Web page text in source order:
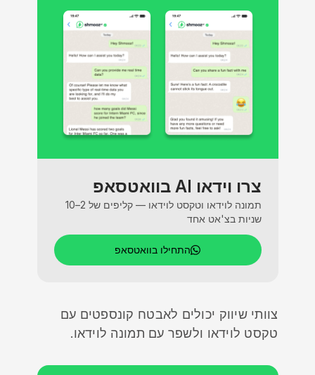
צרו וידאו AI בוואטסאפ
תמונה לוידאו וטקסט לוידאו — קליפים של 2–10
שניות בצ'אט אחד
התחילו בוואטסאפ
צוותי שיווק יכולים לאבטח קונספטים עם
טקסט לוידאו ולשפר עם תמונה לוידאו.